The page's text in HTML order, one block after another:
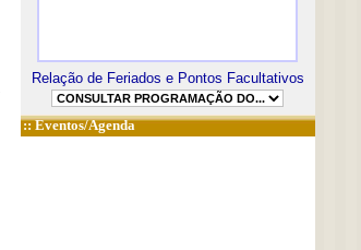
Relação de Feriados e Pontos Facultativos
::Eventos/Agenda